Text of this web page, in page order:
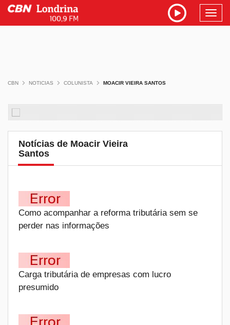
CBN NOTICIAS COLUNISTA MOACIR VIEIRA SANTOS
Notícias de Moacir Vieira
Santos
Como acompanhar a reforma tributária sem se
perder nas informações
Carga tributária de empresas com lucro
presumido